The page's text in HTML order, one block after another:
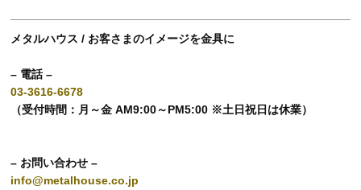
メタルハウス / お客さまのイメージを金具に
– 電話 –
03-3616-6678
（受付時間：月～金 AM9:00～PM5:00 ※土日祝日は休業）
– お問い合わせ –
info@metalhouse.co.jp